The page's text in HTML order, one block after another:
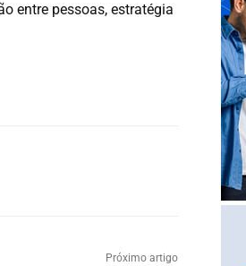
entre pessoas, estratégia
Próximo artigo